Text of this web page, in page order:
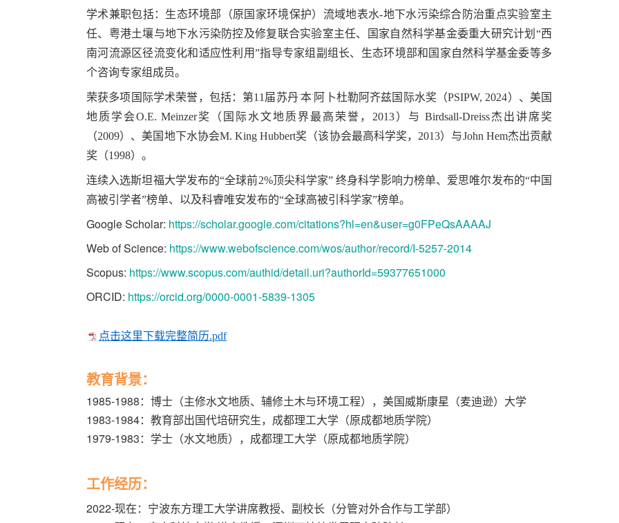
学术兼职包括：生态环境部（原国家环境保护）流域地表水-地下水污染综合防治重点实验室主
任、粤港土壤与地下水污染防控及修复联合实验室主任、国家自然科学基金委重大研究计划“西
南河流源区径流变化和适应性利用”指导专家组副组长、生态环境部和国家自然科学基金委等多
个咨询专家组成员。
荣获多项国际学术荣誉，包括：第11届苏丹·本· 阿卜杜勒阿齐兹国际水奖（PSIPW, 2024）、美国
地质学会O.E. Meinzer奖（国际水文地质界最高荣誉，2013）与 Birdsall-Dreiss杰出讲席奖
（2009）、美国地下水协会M. King Hubbert奖（该协会最高科学奖，2013）与John Hem杰出贡献
奖（1998）。
连续入选斯坦福大学发布的“全球前2%顶尖科学家” 终身科学影响力榜单、爱思唯尔发布的“中国
高被引学者”榜单、以及科睿唯安发布的“全球高被引科学家”榜单。
Google Scholar: https://scholar.google.com/citations?hl=en&user=g0FPeQsAAAAJ
Web of Science: https://www.webofscience.com/wos/author/record/I-5257-2014
Scopus: https://www.scopus.com/authid/detail.uri?authorId=59377651000
ORCID: https://orcid.org/0000-0001-5839-1305
点击这里下载完整简历.pdf
教育背景：
1985-1988：博士（主修水文地质、辅修土木与环境工程），美国威斯康星（麦迪逊）大学
1983-1984：教育部出国代培研究生，成都理工大学（原成都地质学院）
1979-1983：学士（水文地质），成都理工大学（原成都地质学院）
工作经历：
2022-现在：宁波东方理工大学讲席教授、副校长（分管对外合作与工学部）